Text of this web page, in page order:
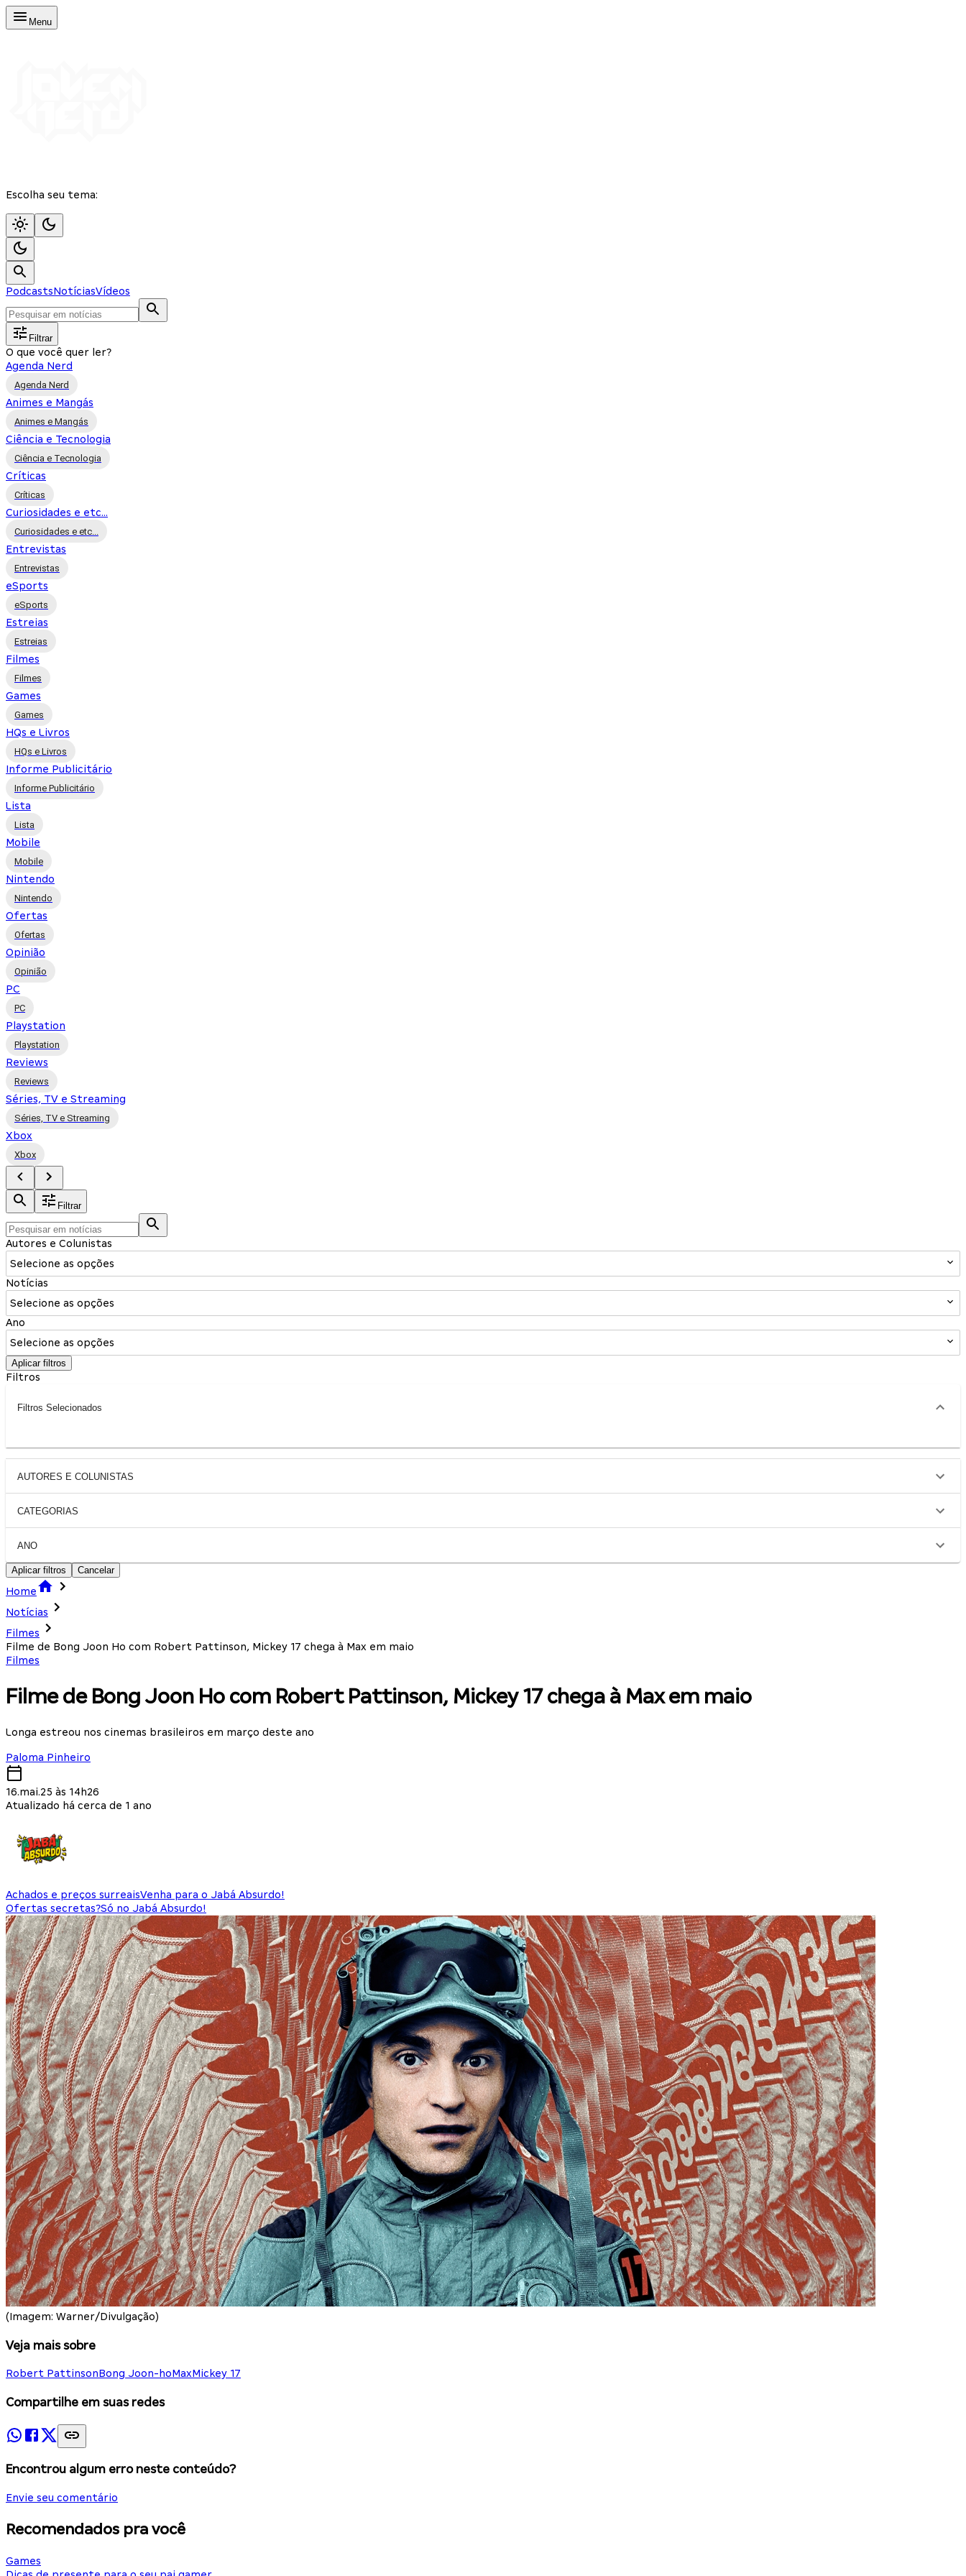
Menu
Escolha seu tema:
PodcastsNotíciasVídeos
Filtrar
O que você quer ler?
Agenda Nerd
Agenda Nerd
Animes e Mangás
Animes e Mangás
Ciência e Tecnologia
Ciência e Tecnologia
Críticas
Críticas
Curiosidades e etc...
Curiosidades e etc...
Entrevistas
Entrevistas
eSports
eSports
Estreias
Estreias
Filmes
Filmes
Games
Games
HQs e Livros
HQs e Livros
Informe Publicitário
Informe Publicitário
Lista
Lista
Mobile
Mobile
Nintendo
Nintendo
Ofertas
Ofertas
Opinião
Opinião
PC
PC
Playstation
Playstation
Reviews
Reviews
Séries, TV e Streaming
Séries, TV e Streaming
Xbox
Xbox
Filtrar
Autores e Colunistas
Selecione as opções
Notícias
Selecione as opções
Ano
Selecione as opções
Aplicar filtros
Filtros
Filtros Selecionados
AUTORES E COLUNISTAS
CATEGORIAS
ANO
Aplicar filtros Cancelar
Home
Notícias
Filmes
Filme de Bong Joon Ho com Robert Pattinson, Mickey 17 chega à Max em maio
Filmes
Filme de Bong Joon Ho com Robert Pattinson, Mickey 17 chega à Max em maio
Longa estreou nos cinemas brasileiros em março deste ano
Paloma Pinheiro
16.mai.25 às 14h26
Atualizado há cerca de 1 ano
Achados e preços surreaisVenha para o Jabá Absurdo!
Ofertas secretas?Só no Jabá Absurdo!
(Imagem: Warner/Divulgação)
Veja mais sobre
Robert PattinsonBong Joon-hoMaxMickey 17
Compartilhe em suas redes
Encontrou algum erro neste conteúdo?
Envie seu comentário
Recomendados pra você
Games